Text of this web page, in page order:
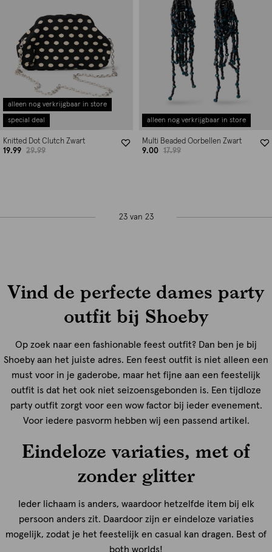
alleen nog verkrijgbaar in store
special deal
Knitted Dot Clutch Zwart
19.99
29.99
alleen nog verkrijgbaar in store
Multi Beaded Oorbellen Zwart
9.00
17.99
23 van 23
Vind de perfecte dames party
outfit bij Shoeby
Op zoek naar een fashionable feest outfit? Dan ben je bij
Shoeby aan het juiste adres. Een feest outfit is niet alleen een
must voor in je gaderobe, maar het fijne aan een feestelijk
outfit is dat het ook niet seizoensgebonden is. Een tijdloze
party outfit zorgt voor een wow factor bij ieder evenement.
Voor iedere pasvorm hebben wij een passend artikel.
Eindeloze variaties, met of
zonder glitter
Ieder lichaam is anders, waardoor hetzelfde item bij elk
persoon anders zit. Daardoor zijn er eindeloze variaties
mogelijk, zodat je het feestelijk en casual kan dragen. Best of
both worlds!